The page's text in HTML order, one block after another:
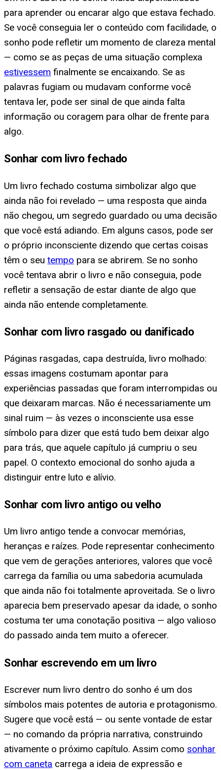
para aprender ou encarar algo que estava fechado.
Se você conseguia ler o conteúdo com facilidade, o
sonho pode refletir um momento de clareza mental
— como se as peças de uma situação complexa
estivessem finalmente se encaixando. Se as
palavras fugiam ou mudavam conforme você
tentava ler, pode ser sinal de que ainda falta
informação ou coragem para olhar de frente para
algo.
Sonhar com livro fechado
Um livro fechado costuma simbolizar algo que
ainda não foi revelado — uma resposta que ainda
não chegou, um segredo guardado ou uma decisão
que você está adiando. Em alguns casos, pode ser
o próprio inconsciente dizendo que certas coisas
têm o seu tempo para se abrirem. Se no sonho
você tentava abrir o livro e não conseguia, pode
refletir a sensação de estar diante de algo que
ainda não entende completamente.
Sonhar com livro rasgado ou danificado
Páginas rasgadas, capa destruída, livro molhado:
essas imagens costumam apontar para
experiências passadas que foram interrompidas ou
que deixaram marcas. Não é necessariamente um
sinal ruim — às vezes o inconsciente usa esse
símbolo para dizer que está tudo bem deixar algo
para trás, que aquele capítulo já cumpriu o seu
papel. O contexto emocional do sonho ajuda a
distinguir entre luto e alívio.
Sonhar com livro antigo ou velho
Um livro antigo tende a convocar memórias,
heranças e raízes. Pode representar conhecimento
que vem de gerações anteriores, valores que você
carrega da família ou uma sabedoria acumulada
que ainda não foi totalmente aproveitada. Se o livro
aparecia bem preservado apesar da idade, o sonho
costuma ter uma conotação positiva — algo valioso
do passado ainda tem muito a oferecer.
Sonhar escrevendo em um livro
Escrever num livro dentro do sonho é um dos
símbolos mais potentes de autoria e protagonismo.
Sugere que você está — ou sente vontade de estar
— no comando da própria narrativa, construindo
ativamente o próximo capítulo. Assim como sonhar
com caneta carrega a ideia de expressão e